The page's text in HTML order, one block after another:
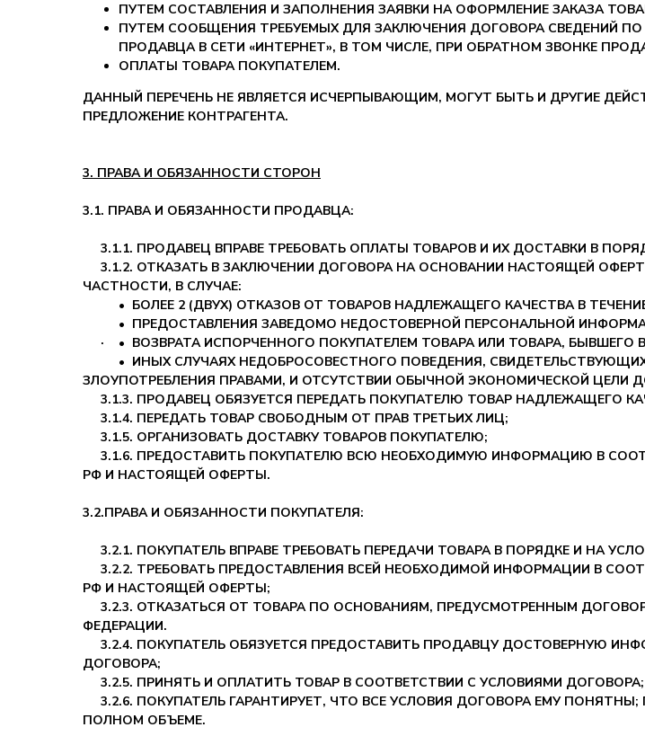
ПУТЕМ СОСТАВЛЕНИЯ И ЗАПОЛНЕНИЯ ЗАЯВКИ НА ОФОРМЛЕНИЕ ЗАКАЗА
ПУТЕМ СООБЩЕНИЯ ТРЕБУЕМЫХ ДЛЯ ЗАКЛЮЧЕНИЯ ДОГОВОРА СВЕДЕНИЙ
ПРОДАВЦА В СЕТИ «ИНТЕРНЕТ», В ТОМ ЧИСЛЕ, ПРИ ОБРАТНОМ ЗВОНКЕ
ОПЛАТЫ ТОВАРА ПОКУПАТЕЛЕМ.
ДАННЫЙ ПЕРЕЧЕНЬ НЕ ЯВЛЯЕТСЯ ИСЧЕРПЫВАЮЩИМ, МОГУТ БЫТЬ И ДРУГИЕ
ПРЕДЛОЖЕНИЕ КОНТРАГЕНТА.
3. ПРАВА И ОБЯЗАННОСТИ СТОРОН
3.1. ПРАВА И ОБЯЗАННОСТИ ПРОДАВЦА:
3.1.1. ПРОДАВЕЦ ВПРАВЕ ТРЕБОВАТЬ ОПЛАТЫ ТОВАРОВ И ИХ ДОСТАВКИ В
3.1.2. ОТКАЗАТЬ В ЗАКЛЮЧЕНИИ ДОГОВОРА НА ОСНОВАНИИ НАСТОЯЩЕЙ
ЧАСТНОСТИ, В СЛУЧАЕ:
• БОЛЕЕ 2 (ДВУХ) ОТКАЗОВ ОТ ТОВАРОВ НАДЛЕЖАЩЕГО КАЧЕСТВА В
• ПРЕДОСТАВЛЕНИЯ ЗАВЕДОМО НЕДОСТОВЕРНОЙ ПЕРСОНАЛЬНОЙ
· • ВОЗВРАТА ИСПОРЧЕННОГО ПОКУПАТЕЛЕМ ТОВАРА ИЛИ ТОВАРА, БЫВШЕГО
• ИНЫХ СЛУЧАЯХ НЕДОБРОСОВЕСТНОГО ПОВЕДЕНИЯ,
ЗЛОУПОТРЕБЛЕНИЯ ПРАВАМИ, И ОТСУТСТВИИ ОБЫЧНОЙ ЭКОНОМИЧЕСКОЙ ЦЕЛИ
3.1.3. ПРОДАВЕЦ ОБЯЗУЕТСЯ ПЕРЕДАТЬ ПОКУПАТЕЛЮ ТОВАР НАДЛЕЖАЩЕГО
3.1.4. ПЕРЕДАТЬ ТОВАР СВОБОДНЫМ ОТ ПРАВ ТРЕТЬИХ ЛИЦ;
3.1.5. ОРГАНИЗОВАТЬ ДОСТАВКУ ТОВАРОВ ПОКУПАТЕЛЮ;
3.1.6. ПРЕДОСТАВИТЬ ПОКУПАТЕЛЮ ВСЮ НЕОБХОДИМУЮ ИНФОРМАЦИЮ В
РФ И НАСТОЯЩЕЙ ОФЕРТЫ.
3.2.ПРАВА И ОБЯЗАННОСТИ ПОКУПАТЕЛЯ:
3.2.1. ПОКУПАТЕЛЬ ВПРАВЕ ТРЕБОВАТЬ ПЕРЕДАЧИ ТОВАРА В ПОРЯДКЕ И НА
3.2.2. ТРЕБОВАТЬ ПРЕДОСТАВЛЕНИЯ ВСЕЙ НЕОБХОДИМОЙ ИНФОРМАЦИИ В
РФ И НАСТОЯЩЕЙ ОФЕРТЫ;
3.2.3. ОТКАЗАТЬСЯ ОТ ТОВАРА ПО ОСНОВАНИЯМ, ПРЕДУСМОТРЕННЫМ
ФЕДЕРАЦИИ.
3.2.4. ПОКУПАТЕЛЬ ОБЯЗУЕТСЯ ПРЕДОСТАВИТЬ ПРОДАВЦУ ДОСТОВЕРНУЮ
ДОГОВОРА;
3.2.5. ПРИНЯТЬ И ОПЛАТИТЬ ТОВАР В СООТВЕТСТВИИ С УСЛОВИЯМИ ДОГОВОРА;
3.2.6. ПОКУПАТЕЛЬ ГАРАНТИРУЕТ, ЧТО ВСЕ УСЛОВИЯ ДОГОВОРА ЕМУ
ПОЛНОМ ОБЪЕМЕ.